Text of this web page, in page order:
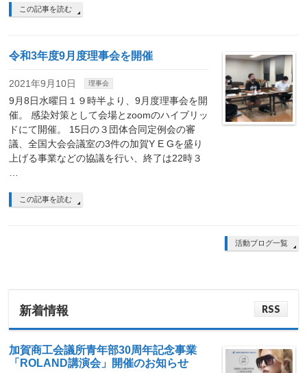
この記事を読む
令和3年度9月度理事会を開催
2021年9月10日 理事会
9月8日水曜日１９時半より、9月度理事会を開
催。 感染対策として会場とzoomのハイブリッ
ドにて開催。 15日の３団体合同定例会の審
議、全国大会会議室の3件の加賀Y E Gを盛り
上げる事業などの協議を行い、終了は22時３
この記事を読む
活動ブログ一覧
新着情報 RSS
加賀商工会議所青年部30周年記念事業
「ROLAND講演会」開催のお知らせ